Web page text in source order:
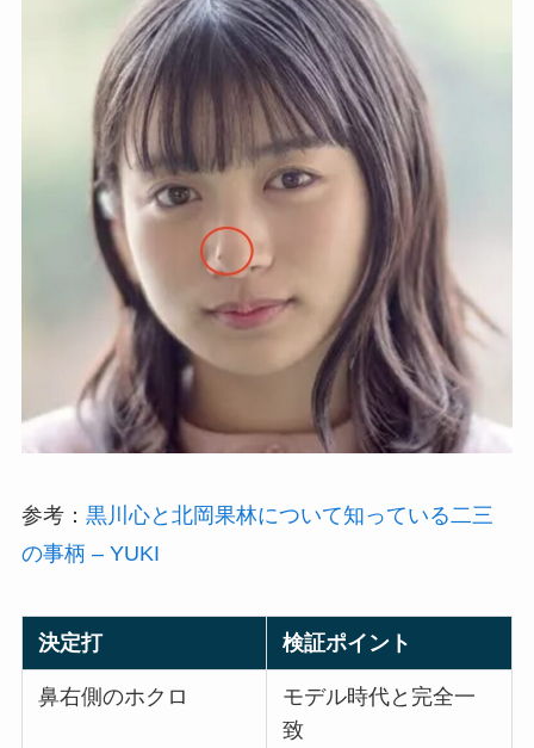
参考： 黒川心と北岡果林について知っている二三
の事柄 – YUKI
決定打 検証ポイント
鼻右側のホクロ
モデル時代と完全一
致